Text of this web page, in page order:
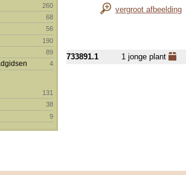
260
68
56
190
89
4
131
38
9
vergroot afbeelding
733891.1 1 jonge plant